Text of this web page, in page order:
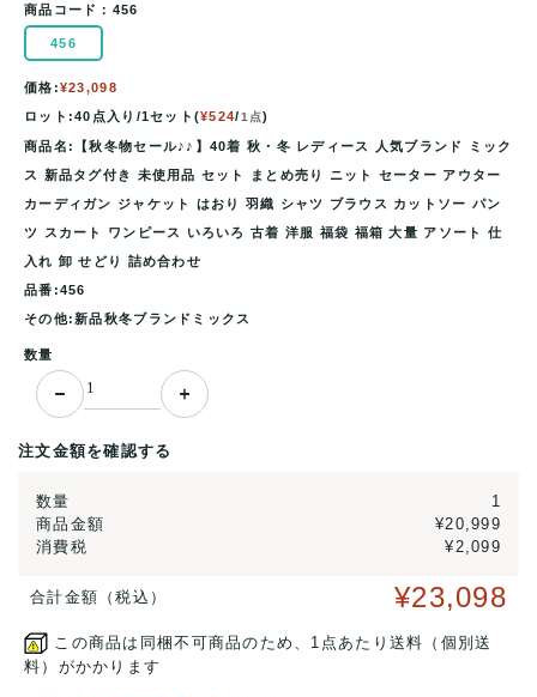
商品コード： 456
456
価格:¥23,098
ロット:40点入り/1セット(¥524/1点)
商品名:【秋冬物セール♪♪】40着 秋・冬 レディース 人気ブランド ミック
ス 新品タグ付き 未使用品 セット まとめ売り ニット セーター アウター
カーディガン ジャケット はおり 羽織 シャツ ブラウス カットソー パン
ツ スカート ワンピース いろいろ 古着 洋服 福袋 福箱 大量 アソート 仕
入れ 卸 せどり 詰め合わせ
品番:456
その他:新品秋冬ブランドミックス
数量
注文金額を確認する
数量
1
商品金額
¥20,999
消費税
¥2,099
合計金額（税込） ¥23,098
この商品は同梱不可商品のため、1点あたり送料（個別送
料）がかかります